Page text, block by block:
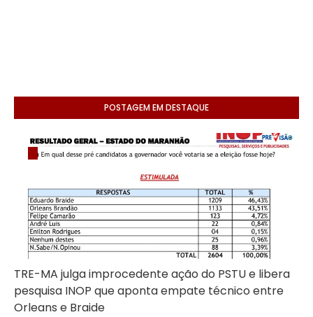
POSTAGEM EM DESTAQUE
TRE-MA julga improcedente ação do PSTU e libera
pesquisa INOP que aponta empate técnico entre
Orleans e Braide